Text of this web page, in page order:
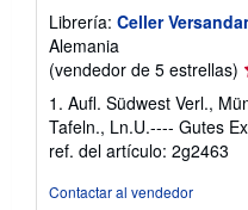
Librería: Celler
Alemania
(vendedor de 5 estrellas)
1. Aufl. Südwest Verl.,
Tafeln., Ln.U.---- Gutes
ref. del artículo: 2g2463
Contactar al vendedor